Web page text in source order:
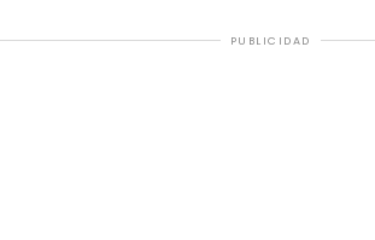
PUBLICIDAD